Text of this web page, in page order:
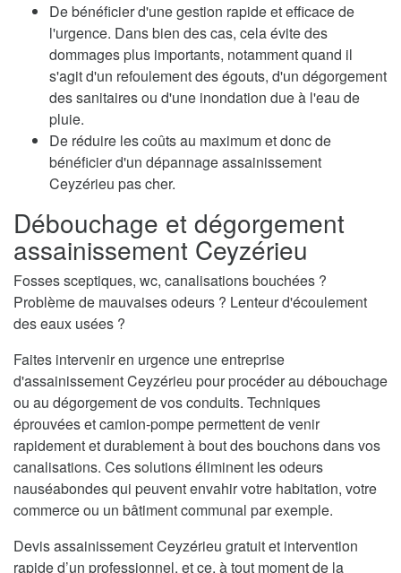
De bénéficier d'une gestion rapide et efficace de
l'urgence. Dans bien des cas, cela évite des
dommages plus importants, notamment quand il
s'agit d'un refoulement des égouts, d'un dégorgement
des sanitaires ou d'une inondation due à l'eau de
pluie.
De réduire les coûts au maximum et donc de
bénéficier d'un dépannage assainissement
Ceyzérieu pas cher.
Débouchage et dégorgement
assainissement Ceyzérieu
Fosses sceptiques, wc, canalisations bouchées ?
Problème de mauvaises odeurs ? Lenteur d'écoulement
des eaux usées ?
Faites intervenir en urgence une entreprise
d'assainissement Ceyzérieu pour procéder au débouchage
ou au dégorgement de vos conduits. Techniques
éprouvées et camion-pompe permettent de venir
rapidement et durablement à bout des bouchons dans vos
canalisations. Ces solutions éliminent les odeurs
nauséabondes qui peuvent envahir votre habitation, votre
commerce ou un bâtiment communal par exemple.
Devis assainissement Ceyzérieu gratuit et intervention
rapide d’un professionnel, et ce, à tout moment de la